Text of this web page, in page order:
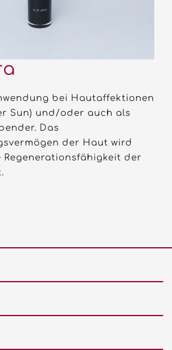
bei Hautaffektionen
Sun) und/oder auch als
Das
der Haut wird
der